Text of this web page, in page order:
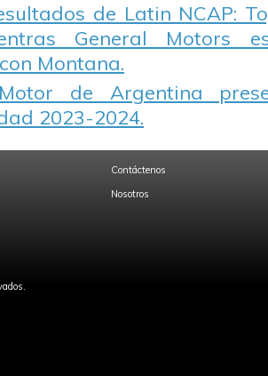
de Latin NCAP:
General Motors
Montana.
de Argentina
2023-2024.
Contáctenos
Nosotros